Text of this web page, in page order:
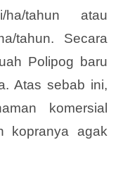
ha/tahun atau
tahun. Secara
Polipog baru
Atas sebab ini,
komersial
kopranya agak